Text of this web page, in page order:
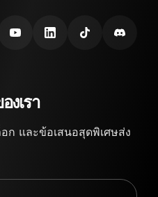
งเรา
ก และข้อเสนอสุดพิเศษส่ง